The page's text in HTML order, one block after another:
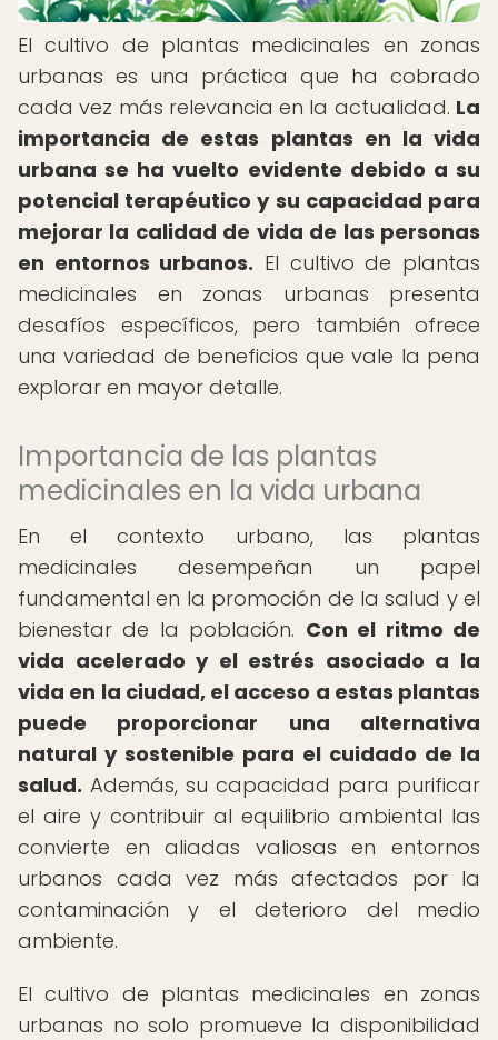
El cultivo de plantas medicinales en zonas
urbanas es una práctica que ha cobrado
cada vez más relevancia en la actualidad. La
importancia de estas plantas en la vida
urbana se ha vuelto evidente debido a su
potencial terapéutico y su capacidad para
mejorar la calidad de vida de las personas
en entornos urbanos. El cultivo de plantas
medicinales en zonas urbanas presenta
desafíos específicos, pero también ofrece
una variedad de beneficios que vale la pena
explorar en mayor detalle.
Importancia de las plantas
medicinales en la vida urbana
En el contexto urbano, las plantas
medicinales desempeñan un papel
fundamental en la promoción de la salud y el
bienestar de la población. Con el ritmo de
vida acelerado y el estrés asociado a la
vida en la ciudad, el acceso a estas plantas
puede proporcionar una alternativa
natural y sostenible para el cuidado de la
salud. Además, su capacidad para purificar
el aire y contribuir al equilibrio ambiental las
convierte en aliadas valiosas en entornos
urbanos cada vez más afectados por la
contaminación y el deterioro del medio
ambiente.
El cultivo de plantas medicinales en zonas
urbanas no solo promueve la disponibilidad